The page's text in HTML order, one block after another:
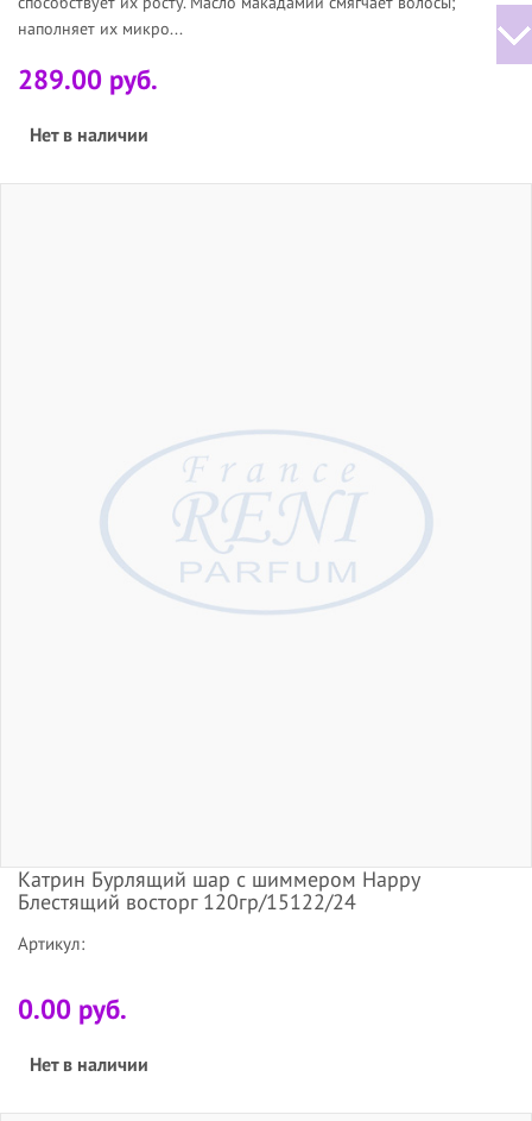
наполняет их микро...
289.00 руб.
Нет в наличии
Катрин Бурлящий шар с шиммером Happy
Блестящий восторг 120гр/15122/24
Артикул:
0.00 руб.
Нет в наличии